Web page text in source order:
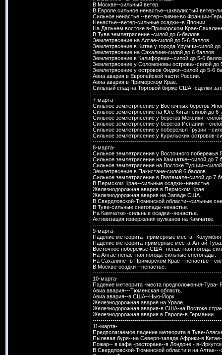
В Москве--сильный ветер.
В Европе сильное ненастье--шквалистый ветер-
Сильное ненастье --ветер--ливни-во Франции-
Ненастье--ветер-сильные осадки--в Японии.
На Дальнем востоке в-Приморском Крае-
В Туве землетрясение -силой до 6-баллов.
Землетрясение на Алтае-силой до 5-6 баллов.
Землетрясение в Китае у города Урумчи-силой до
Землетрясение на Сахалине-силой до 6 баллов.
Землетрясение в Калифорнии--силой до 5-6
Землетрясение у Соломоновы острова--силой до
Землетрясение у островов Фиджи--силой до 5-6
Авиа авария в Европейской части России.
Авиа авария в Приморском Крае.
Сильный спад на Торговой бирже США -сделки
7-марта-
Сильное землетрясение у Восточных берегов
Сильное землетрясение на Юге Китая-силой до 6-
Сильное землетрясение у берегов Мексики--
Сильное землетрясение у берегов Испании --
Сильное землетрясение у побережья Грузии --
Сильное землетрясение у Курильских островов-
8-марта-
Сильное землетрясение у Восточного побережья
Сильное землетрясение на Камчатке--силой до 7
Сильное землетрясение на Востоке Турции--
Землетрясение в Пакистане-силой 6 баллов.
Сильное землетрясение в Гватемале-силой до 7
В Пермском Крае--сильные осадки--ненастье.
Железнодорожная авария в Пермском Крае.
Железнодорожная авария на Западе США.
В Свердловской-Тюменской области--сильные
В Туве-сильные снегопады-ненастье.
На Камчатке--сильные осадки--ненастье.
Активизация извержения вулканов на Камчатке.
9-марта-
Падение метеорита--примерные места--
Падение метеорита-примерные места-Алтай-Тува.
Восточное побережье США--ненастная погода-
На Алтае-ненастная погода-сильные снегопады.
На Сахалине--в Приморском Крае --ненастье --
В Москве-осадки --ненастье.
10-марта-
Падение метеорита -места предположения-
Авиа авария---Тюменская область.
Авиа авария--в США--Нью-Йорк.
Железнодорожная авария на Урале.
Железнодорожная авария-в США-на Востоке
Железнодорожная авария в Европе-в Германии.
11-марта-
Предполагаемое падение метеорита в Туве-
Пылевая буря--на Северо-западе Африки-в
Пожар-- в кафе -ресторане--в Лондоне - в-
В Свердловской-Тюменской области и на